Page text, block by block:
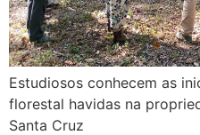
Estudiosos conhecem as
florestal havidas na
Santa Cruz